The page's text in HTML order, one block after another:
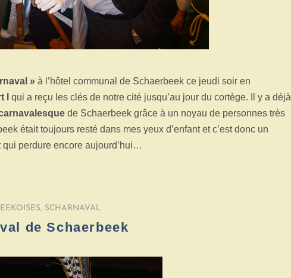
» à l’hôtel communal de Schaerbeek ce jeudi soir en
I
qui a reçu les clés de notre cité jusqu’au jour du cortège. Il y a déjà
de Schaerbeek grâce à un noyau de personnes très
était toujours resté dans mes yeux d’enfant et c’est donc un
perdure encore aujourd’hui…
, SCHARNAVAL /
de Schaerbeek